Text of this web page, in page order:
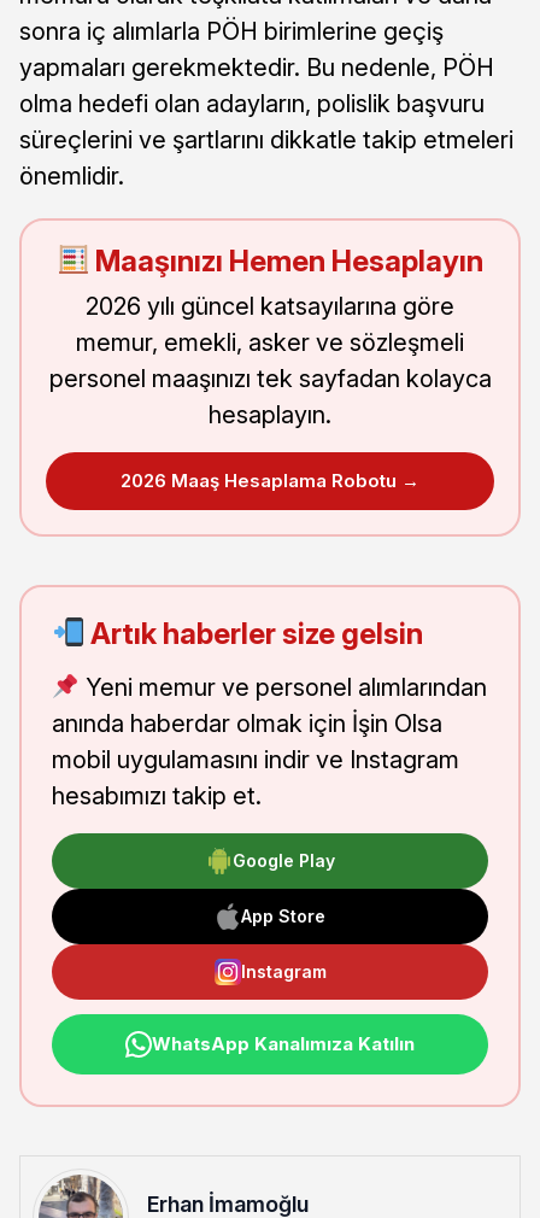
sonra iç alımlarla PÖH birimlerine geçiş
yapmaları gerekmektedir. Bu nedenle, PÖH
olma hedefi olan adayların, polislik başvuru
süreçlerini ve şartlarını dikkatle takip etmeleri
önemlidir.
Maaşınızı Hemen Hesaplayın
2026 yılı güncel katsayılarına göre
memur, emekli, asker ve sözleşmeli
personel maaşınızı tek sayfadan kolayca
hesaplayın.
2026 Maaş Hesaplama Robotu →
Artık haberler size gelsin
Yeni memur ve personel alımlarından
anında haberdar olmak için İşin Olsa
mobil uygulamasını indir ve Instagram
hesabımızı takip et.
Google Play
App Store
Instagram
WhatsApp Kanalımıza Katılın
Erhan İmamoğlu